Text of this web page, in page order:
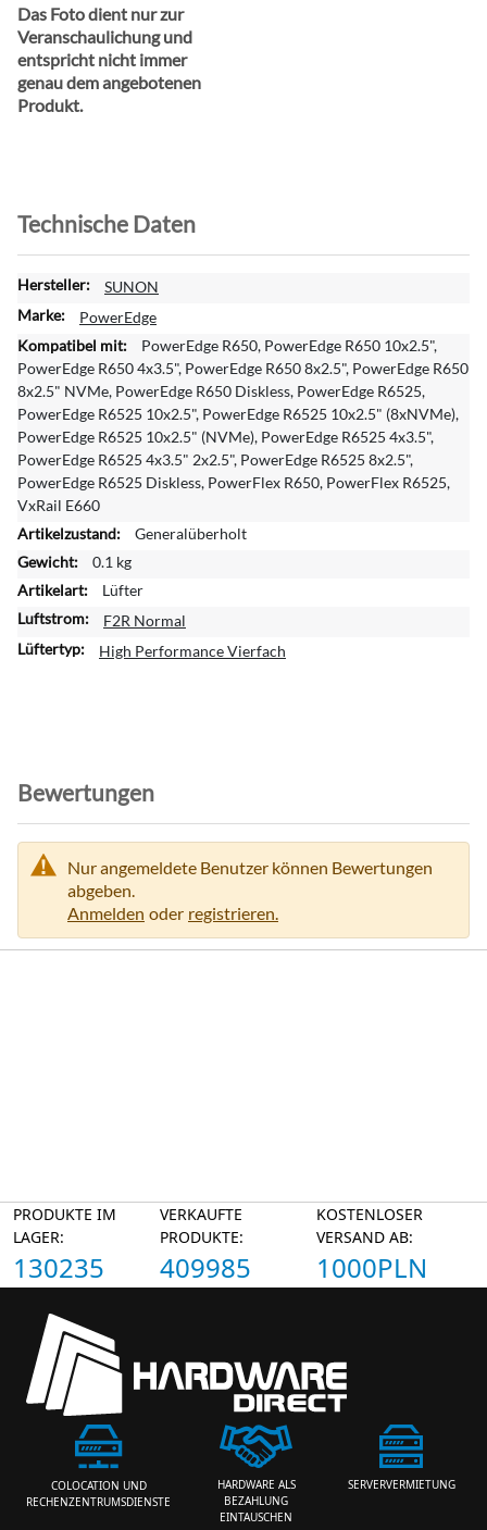
Das Foto dient nur zur
Veranschaulichung und
entspricht nicht immer
genau dem angebotenen
Produkt.
Technische Daten
W
e
t
e
r
e
I
n
f
o
r
m
a
i
o
SUNON
PowerEdge
PowerEdge R650, PowerEdge R650 10x2.5",
PowerEdge R650 4x3.5", PowerEdge R650 8x2.5", PowerEdge R650
8x2.5" NVMe, PowerEdge R650 Diskless, PowerEdge R6525,
PowerEdge R6525 10x2.5", PowerEdge R6525 10x2.5" (8xNVMe),
PowerEdge R6525 10x2.5" (NVMe), PowerEdge R6525 4x3.5",
PowerEdge R6525 4x3.5" 2x2.5", PowerEdge R6525 8x2.5",
PowerEdge R6525 Diskless, PowerFlex R650, PowerFlex R6525,
VxRail E660
Generalüberholt
0.1 kg
Lüfter
F2R Normal
High Performance Vierfach
Bewertungen
Nur angemeldete Benutzer können Bewertungen
abgeben.
Anmelden oder registrieren.
PRODUKTE IM
LAGER:
130235
VERKAUFTE
PRODUKTE:
409985
KOSTENLOSER
VERSAND AB:
1000PLN
COLOCATION UND
RECHENZENTRUMSDIENSTE
HARDWARE ALS
BEZAHLUNG
EINTAUSCHEN
SERVERVERMIETUNG